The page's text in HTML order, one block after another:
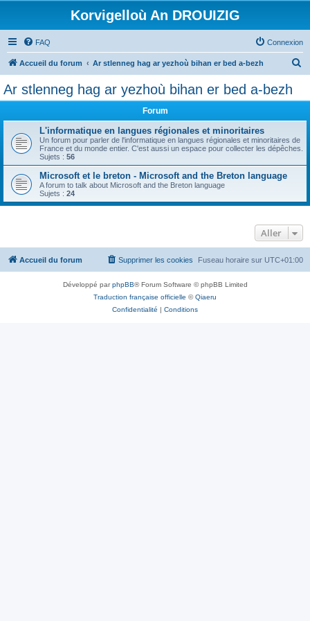
Korvigelloù An DROUIZIG
FAQ Connexion
Accueil du forum Ar stlenneg hag ar yezhoù bihan er bed a-bezh
Ar stlenneg hag ar yezhoù bihan er bed a-bezh
Forum
L'informatique en langues régionales et minoritaires
Un forum pour parler de l'informatique en langues régionales et minoritaires de
France et du monde entier. C'est aussi un espace pour collecter les dépêches.
Sujets : 56
Microsoft et le breton - Microsoft and the Breton language
A forum to talk about Microsoft and the Breton language
Sujets : 24
Aller
Accueil du forum Fuseau horaire sur UTC+01:00
Supprimer les cookies
Développé parphpBB® Forum Software © phpBB Limited
Traduction française officielle ©Qiaeru
Confidentialité | Conditions